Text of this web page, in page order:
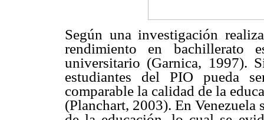
Según una investigación
rendimiento en bachillerato
universitario (Garnica, 1997).
estudiantes del PIO pueda
comparable la calidad de la
(Planchart, 2003). En Venezuela